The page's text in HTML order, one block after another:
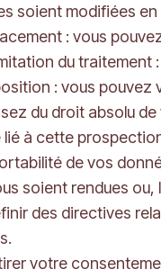
soient modifiées
: vous
du traitement
: vous
du droit absolu
lié à cette
de vos
soient rendues
des directives
votre